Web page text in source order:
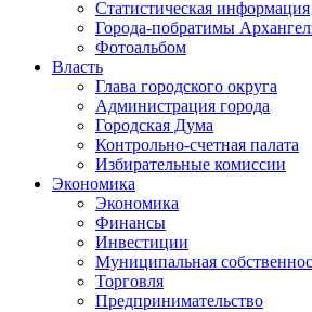
Статистическая информация
Города-побратимы
Фотоальбом
Власть
Глава городского округа
Администрация города
Городская Дума
Контрольно-счетная палата
Избирательные комиссии
Экономика
Экономика
Финансы
Инвестиции
Муниципальная
Торговля
Предпринимательство